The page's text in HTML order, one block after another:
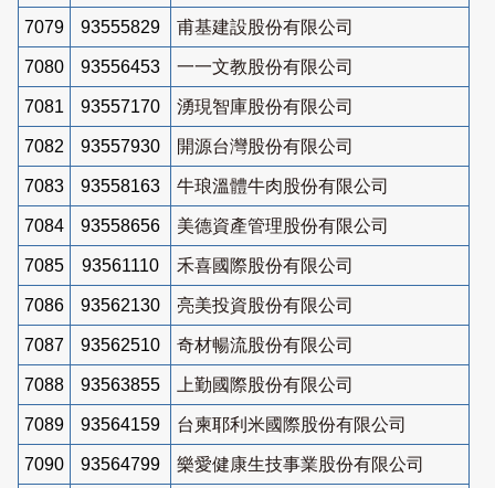
7079 93555829 甫基建設股份有限公司
7080 93556453 一一文教股份有限公司
7081 93557170 湧現智庫股份有限公司
7082 93557930 開源台灣股份有限公司
7083 93558163 牛琅溫體牛肉股份有限公司
7084 93558656 美德資產管理股份有限公司
7085 93561110 禾喜國際股份有限公司
7086 93562130 亮美投資股份有限公司
7087 93562510 奇材暢流股份有限公司
7088 93563855 上勤國際股份有限公司
7089 93564159 台柬耶利米國際股份有限公司
7090 93564799 樂愛健康生技事業股份有限公司